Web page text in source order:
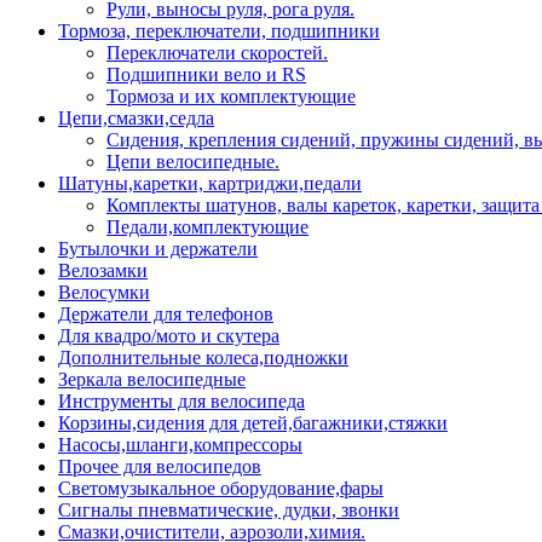
Рули, выносы руля, рога руля.
Тормоза, переключатели, подшипники
Переключатели скоростей.
Подшипники вело и RS
Тормоза и их комплектующие
Цепи,смазки,седла
Сидения, крепления сидений, пружины сидений,
Цепи велосипедные.
Шатуны,каретки, картриджи,педали
Комплекты шатунов, валы кареток, каретки,
Педали,комплектующие
Бутылочки и держатели
Велозамки
Велосумки
Держатели для телефонов
Для квадро/мото и скутера
Дополнительные колеса,подножки
Зеркала велосипедные
Инструменты для велосипеда
Корзины,сидения для детей,багажники,стяжки
Насосы,шланги,компрессоры
Прочее для велосипедов
Светомузыкальное оборудование,фары
Сигналы пневматические, дудки, звонки
Смазки,очистители, аэрозоли,химия.